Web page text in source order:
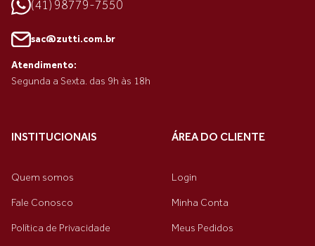
(41) 98779-7550
sac@zutti.com.br
Atendimento:
Segunda a Sexta. das 9h às 18h
INSTITUCIONAIS
Quem somos
Fale Conosco
Política de Privacidade
ÁREA DO CLIENTE
Login
Minha Conta
Meus Pedidos